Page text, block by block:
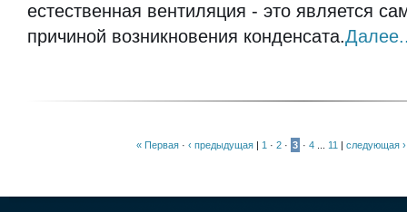
естественная вентиляция - это является
причиной возникновения конденсата.
« Первая · ‹ предыдущая | 1 · 2 · 3 · 4 11 | следующая ›